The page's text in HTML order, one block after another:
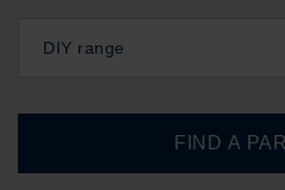
DIY range